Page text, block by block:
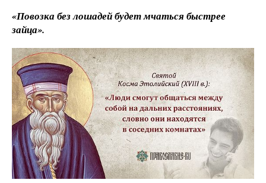
«Повозка без лошадей будет мчаться быстрее
зайца».